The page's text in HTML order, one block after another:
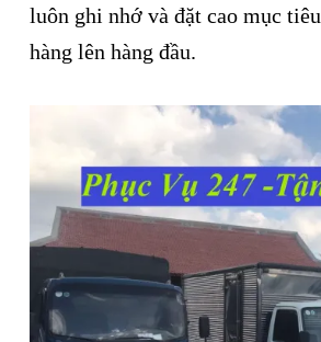
luôn ghi nhớ và đặt cao mục
hàng lên hàng đầu.